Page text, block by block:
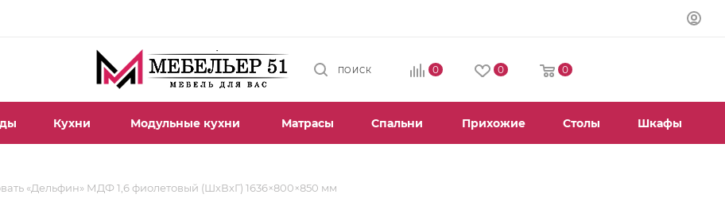
ПОИСК 0 0 0
Кухни Модульные кухни Матрасы Спальни Прихожие Столы Шкафы
«Дельфин» МДФ 1,6 фиолетовый (ШхВхГ) 1636×800×850 мм